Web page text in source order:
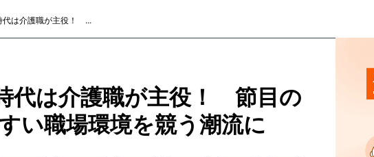
代は介護職が主役！ ...
代は介護職が主役！ 節目の
い職場環境を競う潮流に